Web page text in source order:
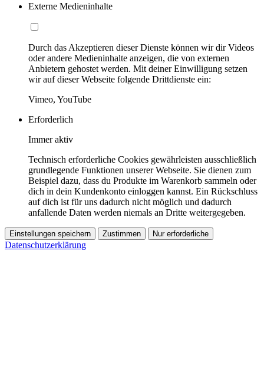
Externe Medieninhalte
Durch das Akzeptieren dieser Dienste können wir dir Videos
oder andere Medieninhalte anzeigen, die von externen
Anbietern gehostet werden. Mit deiner Einwilligung setzen
wir auf dieser Webseite folgende Drittdienste ein:
Vimeo, YouTube
Erforderlich
Immer aktiv
Technisch erforderliche Cookies gewährleisten ausschließlich
grundlegende Funktionen unserer Webseite. Sie dienen zum
Beispiel dazu, dass du Produkte im Warenkorb sammeln oder
dich in dein Kundenkonto einloggen kannst. Ein Rückschluss
auf dich ist für uns dadurch nicht möglich und dadurch
anfallende Daten werden niemals an Dritte weitergegeben.
Einstellungen speichern Zustimmen Nur erforderliche
Datenschutzerklärung